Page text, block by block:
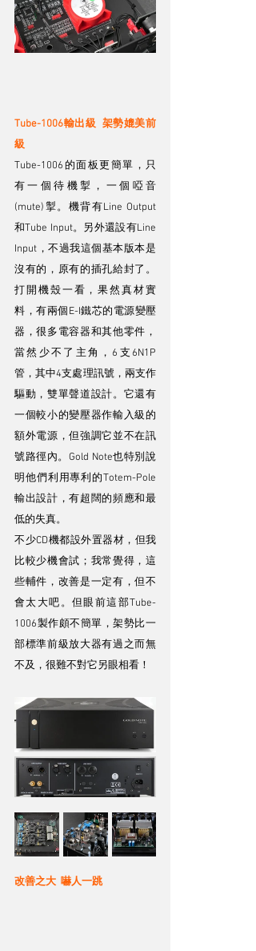
Tube-1006輸出級  架勢媲美前
級
Tube-1006的面板更簡單，只
有一個待機掣，一個啞音
(mute)掣。機背有Line Output
和Tube Input。另外還設有Line
Input，不過我這個基本版本是
沒有的，原有的插孔給封了。
打開機殼一看，果然真材實
料，有兩個E-I鐵芯的電源變壓
器，很多電容器和其他零件，
當然少不了主角，6支6N1P
管，其中4支處理訊號，兩支作
驅動，雙單聲道設計。它還有
一個較小的變壓器作輸入級的
額外電源，但強調它並不在訊
號路徑內。Gold Note也特別說
明他們利用專利的Totem-Pole
輸出設計，有超闊的頻應和最
低的失真。
不少CD機都設外置器材，但我
比較少機會試；我常覺得，這
些輔件，改善是一定有，但不
會太大吧。但眼前這部Tube-
1006製作頗不簡單，架勢比一
部標準前級放大器有過之而無
不及，很難不對它另眼相看！
改善之大  嚇人一跳